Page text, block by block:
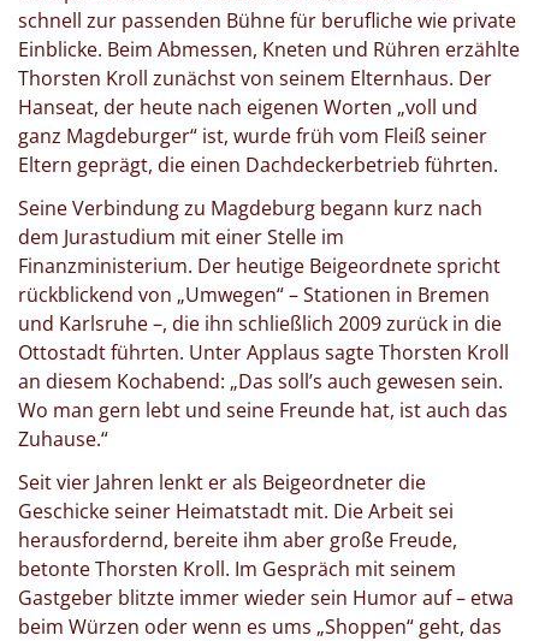
schnell zur passenden Bühne für berufliche wie private
Einblicke. Beim Abmessen, Kneten und Rühren erzählte
Thorsten Kroll zunächst von seinem Elternhaus. Der
Hanseat, der heute nach eigenen Worten „voll und
ganz Magdeburger“ ist, wurde früh vom Fleiß seiner
Eltern geprägt, die einen Dachdeckerbetrieb führten.
Seine Verbindung zu Magdeburg begann kurz nach
dem Jurastudium mit einer Stelle im
Finanzministerium. Der heutige Beigeordnete spricht
rückblickend von „Umwegen“ – Stationen in Bremen
und Karlsruhe –, die ihn schließlich 2009 zurück in die
Ottostadt führten. Unter Applaus sagte Thorsten Kroll
an diesem Kochabend: „Das soll’s auch gewesen sein.
Wo man gern lebt und seine Freunde hat, ist auch das
Zuhause.“
Seit vier Jahren lenkt er als Beigeordneter die
Geschicke seiner Heimatstadt mit. Die Arbeit sei
herausfordernd, bereite ihm aber große Freude,
betonte Thorsten Kroll. Im Gespräch mit seinem
Gastgeber blitzte immer wieder sein Humor auf – etwa
beim Würzen oder wenn es ums „Shoppen“ geht, das